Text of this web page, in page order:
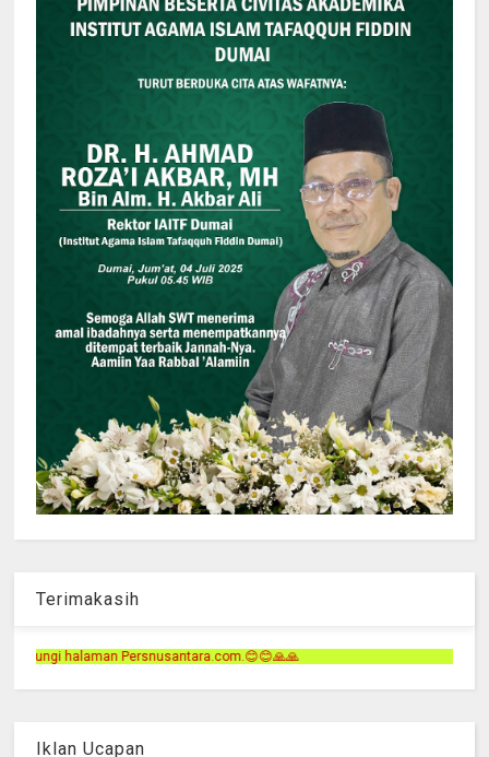
Terimakasih
Iklan Ucapan